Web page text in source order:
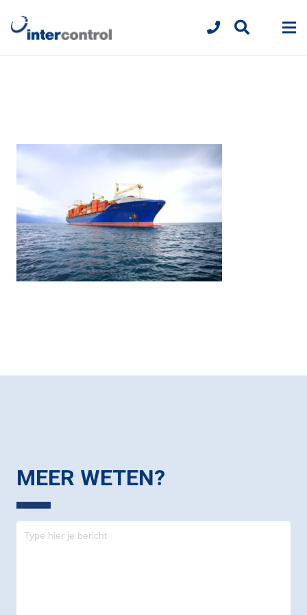
MEER WETEN?
Contact